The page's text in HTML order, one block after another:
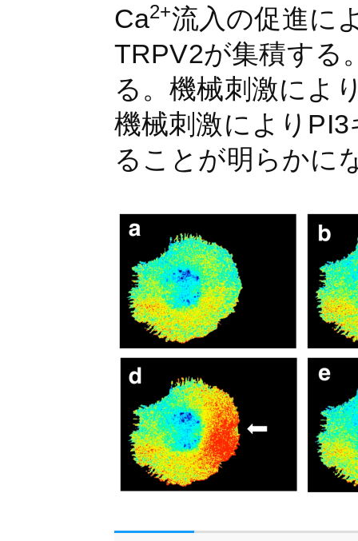
Ca2+流入の促進に
TRPV2が集積する
る。機械刺激によ
機械刺激により
ることが明らかに